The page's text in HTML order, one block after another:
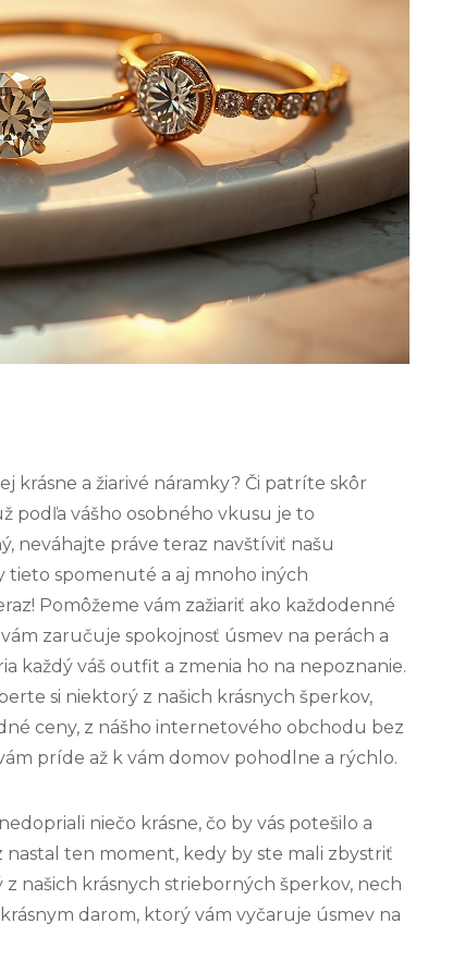
krásne a žiarivé náramky? Či patríte skôr
podľa vášho osobného vkusu je to
neváhajte práve teraz navštíviť našu
spomenuté a aj mnoho iných
Pomôžeme vám zažiariť ako každodenné
zaručuje spokojnosť úsmev na perách a
každý váš outfit a zmenia ho na nepoznanie.
si niektorý z našich krásnych šperkov,
ceny, z nášho internetového obchodu bez
príde až k vám domov pohodlne a rýchlo.
niečo krásne, čo by vás potešilo a
nastal ten moment, kedy by ste mali zbystriť
našich krásnych strieborných šperkov, nech
darom, ktorý vám vyčaruje úsmev na